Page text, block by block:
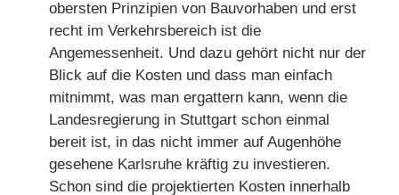
obersten Prinzipien von Bauvorhaben und erst
recht im Verkehrsbereich ist die
Angemessenheit. Und dazu gehört nicht nur der
Blick auf die Kosten und dass man einfach
mitnimmt, was man ergattern kann, wenn die
Landesregierung in Stuttgart schon einmal
bereit ist, in das nicht immer auf Augenhöhe
gesehene Karlsruhe kräftig zu investieren.
Schon sind die projektierten Kosten innerhalb